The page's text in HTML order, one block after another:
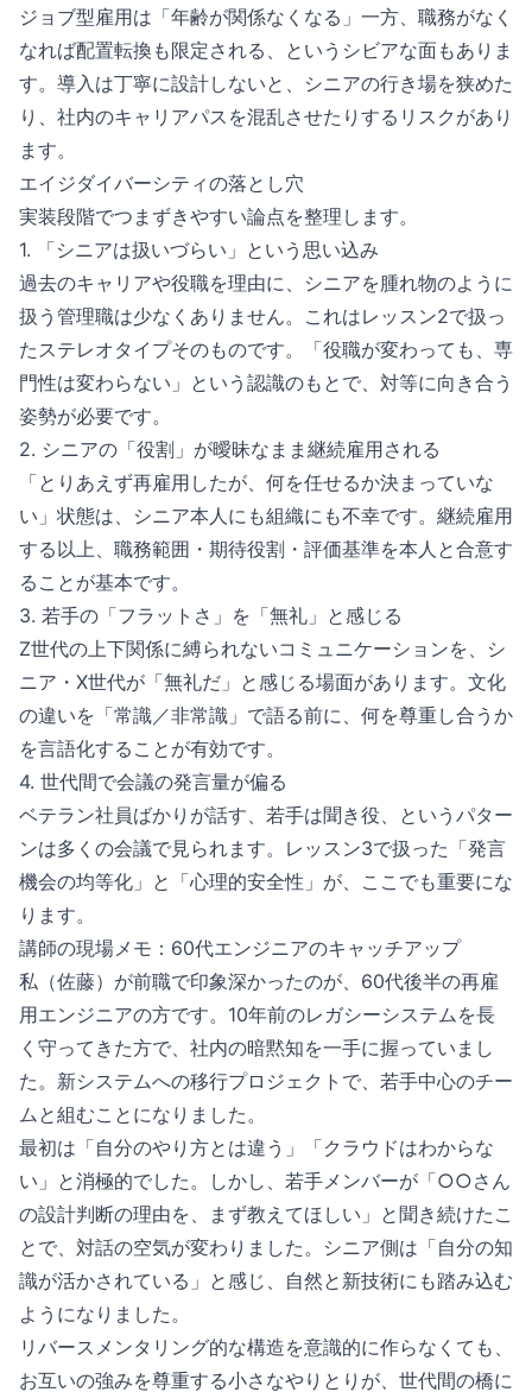
ジョブ型雇用は「年齢が関係なくなる」一方、職務がなく
なれば配置転換も限定される、というシビアな面もありま
す。導入は丁寧に設計しないと、シニアの行き場を狭めた
り、社内のキャリアパスを混乱させたりするリスクがあり
ます。
エイジダイバーシティの落とし穴
実装段階でつまずきやすい論点を整理します。
1. 「シニアは扱いづらい」という思い込み
過去のキャリアや役職を理由に、シニアを腫れ物のように
扱う管理職は少なくありません。これはレッスン2で扱っ
たステレオタイプそのものです。「役職が変わっても、専
門性は変わらない」という認識のもとで、対等に向き合う
姿勢が必要です。
2. シニアの「役割」が曖昧なまま継続雇用される
「とりあえず再雇用したが、何を任せるか決まっていな
い」状態は、シニア本人にも組織にも不幸です。継続雇用
する以上、職務範囲・期待役割・評価基準を本人と合意す
ることが基本です。
3. 若手の「フラットさ」を「無礼」と感じる
Z世代の上下関係に縛られないコミュニケーションを、シ
ニア・X世代が「無礼だ」と感じる場面があります。文化
の違いを「常識／非常識」で語る前に、何を尊重し合うか
を言語化することが有効です。
4. 世代間で会議の発言量が偏る
ベテラン社員ばかりが話す、若手は聞き役、というパター
ンは多くの会議で見られます。レッスン3で扱った「発言
機会の均等化」と「心理的安全性」が、ここでも重要にな
ります。
講師の現場メモ：60代エンジニアのキャッチアップ
私（佐藤）が前職で印象深かったのが、60代後半の再雇
用エンジニアの方です。10年前のレガシーシステムを長
く守ってきた方で、社内の暗黙知を一手に握っていまし
た。新システムへの移行プロジェクトで、若手中心のチー
ムと組むことになりました。
最初は「自分のやり方とは違う」「クラウドはわからな
い」と消極的でした。しかし、若手メンバーが「○○さん
の設計判断の理由を、まず教えてほしい」と聞き続けたこ
とで、対話の空気が変わりました。シニア側は「自分の知
識が活かされている」と感じ、自然と新技術にも踏み込む
ようになりました。
リバースメンタリング的な構造を意識的に作らなくても、
お互いの強みを尊重する小さなやりとりが、世代間の橋に